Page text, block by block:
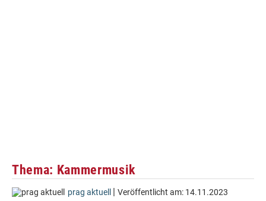
Thema: Kammermusik
prag aktuell | Veröffentlicht am: 14.11.2023